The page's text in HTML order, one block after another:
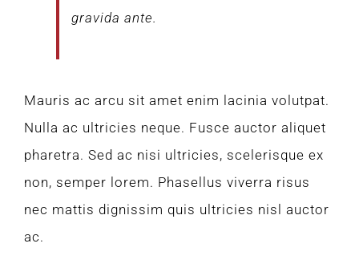
gravida ante.
Mauris ac arcu sit amet enim lacinia volutpat.
Nulla ac ultricies neque. Fusce auctor aliquet
pharetra. Sed ac nisi ultricies, scelerisque ex
non, semper lorem. Phasellus viverra risus
nec mattis dignissim quis ultricies nisl auctor
ac.